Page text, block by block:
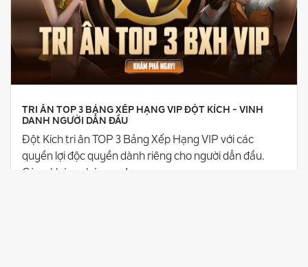
TRI ÂN TOP 3 BẢNG XẾP HẠNG VIP ĐỘT KÍCH - VINH
DANH NGƯỜI DẪN ĐẦU
Đột Kích tri ân TOP 3 Bảng Xếp Hạng VIP với các
quyền lợi độc quyền dành riêng cho người dẫn đầu.
Cùng khám phá ngay!